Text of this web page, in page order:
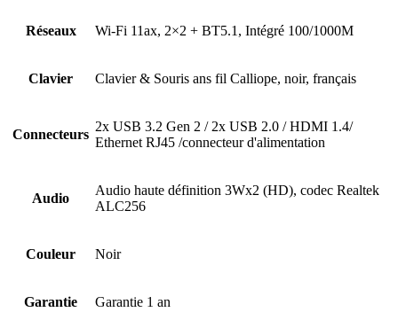
Réseaux Wi-Fi 11ax, 2×2 + BT5.1, Intégré 100/1000M
Clavier Clavier & Souris ans fil Calliope, noir, français
Connecteurs
2x USB 3.2 Gen 2 / 2x USB 2.0 / HDMI 1.4/
Ethernet RJ45 /connecteur d'alimentation
Audio
Audio haute définition 3Wx2 (HD), codec Realtek
ALC256
Couleur Noir
Garantie Garantie 1 an